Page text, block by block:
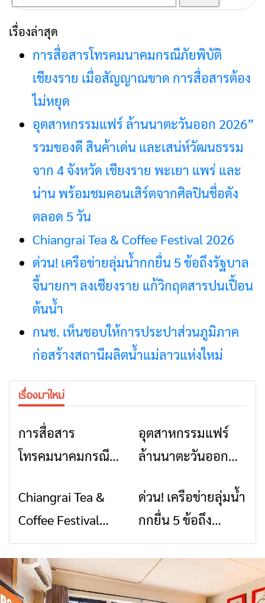
สำหรับ:
เรื่องล่าสุด
การสื่อสารโทรคมนาคมกรณีภัยพิบัติ
เชียงราย เมื่อสัญญาณขาด การสื่อสารต้อง
ไม่หยุด
อุตสาหกรรมแฟร์ ล้านนาตะวันออก 2026”
รวมของดี สินค้าเด่น และเสน่ห์วัฒนธรรม
จาก 4 จังหวัด เชียงราย พะเยา แพร่ และ
น่าน พร้อมชมคอนเสิร์ตจากศิลปินชื่อดัง
ตลอด 5 วัน
Chiangrai Tea & Coffee Festival 2026
ด่วน! เครือข่ายลุ่มน้ำกกยื่น 5 ข้อถึงรัฐบาล
จี้นายกฯ ลงเชียงราย แก้วิกฤตสารปนเปื้อน
ต้นน้ำ
กนช. เห็นชอบให้การประปาส่วนภูมิภาค
ก่อสร้างสถานีผลิตน้ำแม่ลาวแห่งใหม่
เรื่องมาใหม่
การสื่อสาร
โทรคมนาคมกรณีภัย
สัญญาณขาด การ
สื่อสารต้องไม่หยุด
ข่าวเชียงราย
อุตสาหกรรมแฟร์
ล้านนาตะวันออก
สินค้าเด่น และเสน่ห์
วัฒนธรรมจาก 4
จังหวัด เชียงราย
พะเยา แพร่ และ
น่าน พร้อมชม
ข่าวเชียงราย
Chiangrai Tea &
Coffee Festival
2026
ข่าวเชียงราย
ด่วน! เครือข่ายลุ่มน้ำ
กกยื่น 5 ข้อถึง
รัฐบาล จี้นายกฯ ลง
เชียงราย แก้วิกฤต
สารปนเปื้อนต้นน้ำ